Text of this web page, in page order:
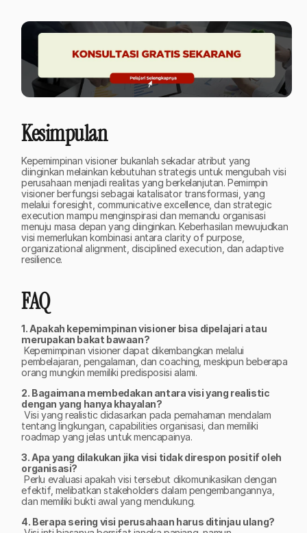
Kesimpulan
Kepemimpinan visioner bukanlah sekadar atribut yang
diinginkan melainkan kebutuhan strategis untuk mengubah visi
perusahaan menjadi realitas yang berkelanjutan. Pemimpin
visioner berfungsi sebagai katalisator transformasi, yang
melalui foresight, communicative excellence, dan strategic
execution mampu menginspirasi dan memandu organisasi
menuju masa depan yang diinginkan. Keberhasilan mewujudkan
visi memerlukan kombinasi antara clarity of purpose,
organizational alignment, disciplined execution, dan adaptive
resilience.
FAQ
1. Apakah kepemimpinan visioner bisa dipelajari atau
merupakan bakat bawaan?
Kepemimpinan visioner dapat dikembangkan melalui
pembelajaran, pengalaman, dan coaching, meskipun beberapa
orang mungkin memiliki predisposisi alami.
2. Bagaimana membedakan antara visi yang realistic
dengan yang hanya khayalan?
Visi yang realistic didasarkan pada pemahaman mendalam
tentang lingkungan, capabilities organisasi, dan memiliki
roadmap yang jelas untuk mencapainya.
3. Apa yang dilakukan jika visi tidak direspon positif oleh
organisasi?
Perlu evaluasi apakah visi tersebut dikomunikasikan dengan
efektif, melibatkan stakeholders dalam pengembangannya,
dan memiliki bukti awal yang mendukung.
4. Berapa sering visi perusahaan harus ditinjau ulang?